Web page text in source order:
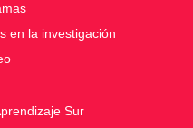
en la investigación
Sur